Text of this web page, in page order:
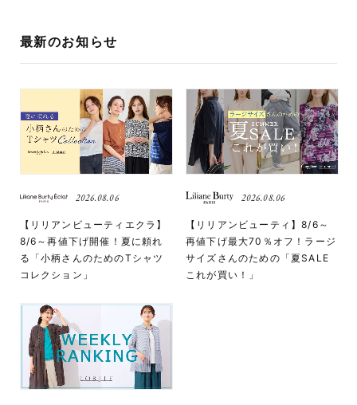
最新のお知らせ
2026.08.06
【リリアンビューティエクラ】
8/6～再値下げ開催！夏に頼れ
る「小柄さんのためのTシャツ
コレクション」
2026.08.06
【リリアンビューティ】8/6～
再値下げ最大70％オフ！ラージ
サイズさんのための「夏SALE
これが買い！」